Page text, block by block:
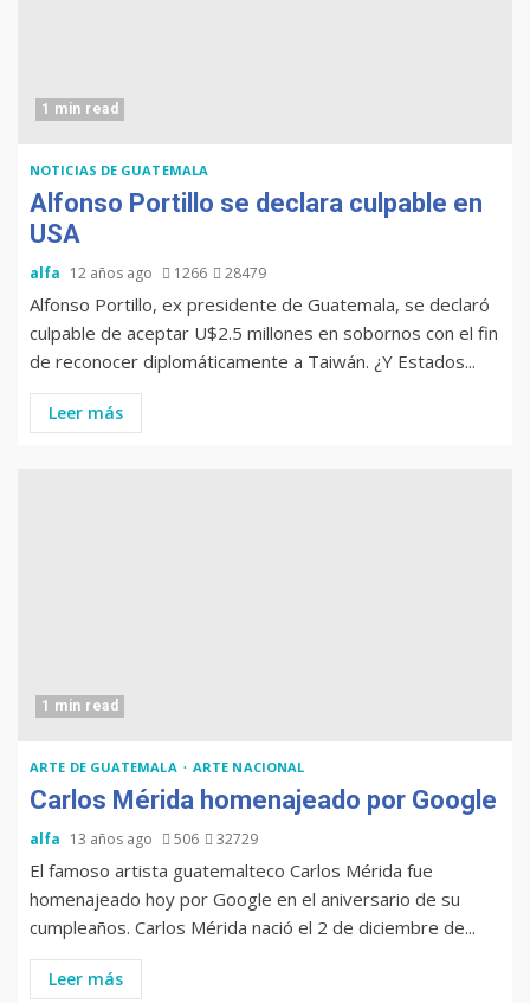
1 min read
NOTICIAS DE GUATEMALA
Alfonso Portillo se declara culpable en
USA
alfa 12 años ago 1266 28479
Alfonso Portillo, ex presidente de Guatemala, se declaró
culpable de aceptar U$2.5 millones en sobornos con el fin
de reconocer diplomáticamente a Taiwán. ¿Y Estados...
Leer más
1 min read
ARTE DE GUATEMALA ARTE NACIONAL
Carlos Mérida homenajeado por Google
alfa 13 años ago 506 32729
El famoso artista guatemalteco Carlos Mérida fue
homenajeado hoy por Google en el aniversario de su
cumpleaños. Carlos Mérida nació el 2 de diciembre de...
Leer más
Muere Álvaro Arzú (alcalde
de Guatemala y expresidente
del país)
Computadora diseñada en
Guatemala por empresa de